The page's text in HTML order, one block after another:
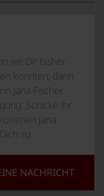
wir Dir bisher
konnten, dann
Jana Fischer
Schicke ihr
Jana
zu.
NACHRICHT